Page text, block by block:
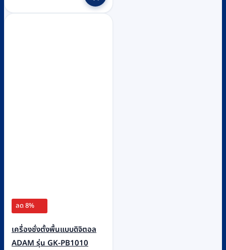
฿31,470.
฿29,800.
ลด 8%
เครื่องชั่งตั้งพื้นแบบดิจิตอล
ADAM รุ่น GK-PB1010